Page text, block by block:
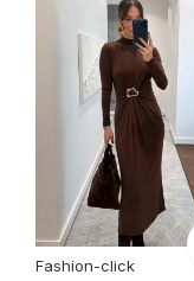
Fashion-click